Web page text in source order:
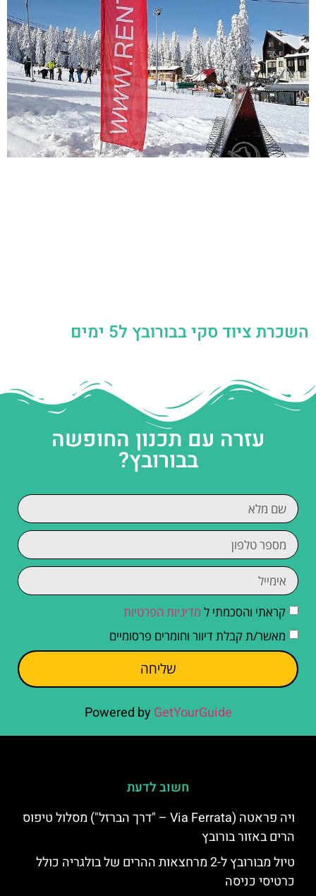
השכרת ציוד סקי בבורובץ ל5 ימים
עזרה עם תכנון החופשה
בבורובץ?
קראתי והסכמתי ל מדיניות הפרטיות
מאשר/ת קבלת דיוור וחומרים פרסומיים
שליחה
Powered by GetYourGuide
חשוב לדעת
ויה פראטה (Via Ferrata – "דרך הברזל") מסלול טיפוס
הרים באזור בורובץ
טיול מבורובץ ל-2 מרחצאות ההרים של בולגריה כולל
כרטיסי כניסה